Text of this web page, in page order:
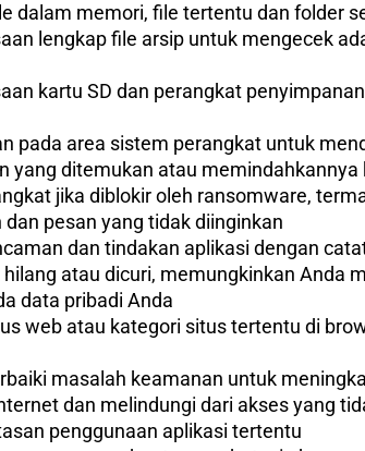
dalam memori, file tertentu dan folder
lengkap file arsip untuk mengecek
kartu SD dan perangkat
pada area sistem perangkat untuk
yang ditemukan atau
jika diblokir oleh ransomware,
pesan yang tidak diinginkan
dan tindakan aplikasi dengan
atau dicuri, memungkinkan Anda
data pribadi Anda
web atau kategori situs tertentu di
masalah keamanan untuk
dan melindungi dari akses yang
penggunaan aplikasi tertentu